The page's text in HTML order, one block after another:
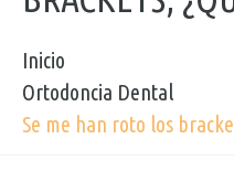
Inicio
Ortodoncia Dental
Se me han roto los